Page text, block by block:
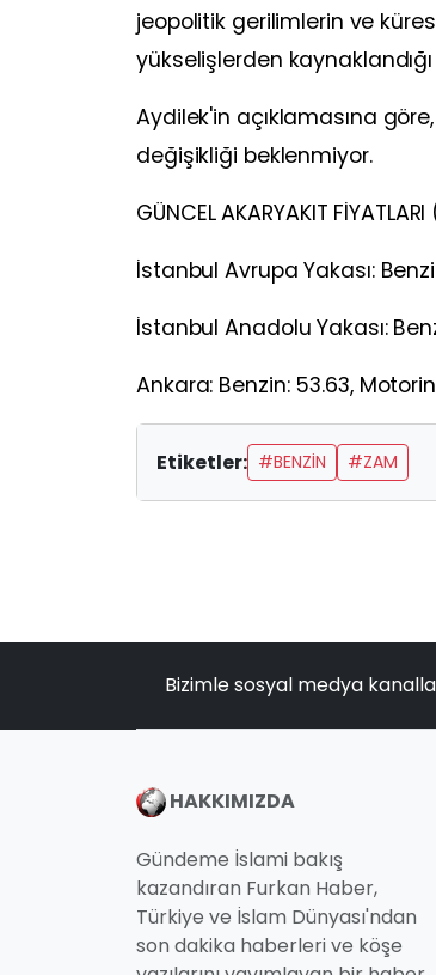
jeopolitik gerilimlerin ve
yükselişlerden
Aydilek'in açıklamasına
değişikliği beklenmiyor.
GÜNCEL AKARYAKIT FİYATLARI
İstanbul Avrupa Yakası:
İstanbul Anadolu Yakası:
Ankara: Benzin: 53.63,
Etiketler: #BENZIN #ZAM
Bizimle sosyal medya
HAKKIMIZDA
Gündeme İslami bakış
kazandıran Furkan Haber,
Türkiye ve İslam Dünyası'ndan
son dakika haberleri ve köşe